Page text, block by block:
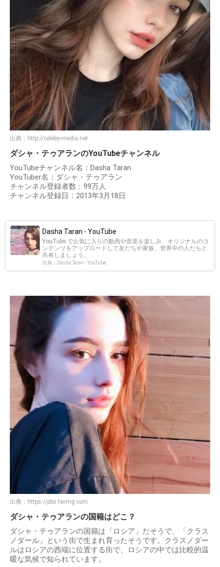
出典： http://celeby-media.net
ダシャ・テゥアランのYouTubeチャンネル
YouTubeチャンネル名：Dasha Taran
YouTuber名：ダシャ・テゥアラン
チャンネル登録者数：99万人
チャンネル登録日：2013年3月18日
Dasha Taran - YouTube
YouTube でお気に入りの動画や音楽を楽しみ、オリジナルのコ
ンテンツをアップロードして友だちや家族、世界中の人たちと
共有しましょう。
出典：Dasha Taran - YouTube
出典： https://pbs.twimg.com
ダシャ・テゥアランの国籍はどこ？
ダシャ・テゥアランの国籍は「ロシア」だそうで、「クラス
ノダール」という街で生まれ育ったそうです。クラスノダー
ルはロシアの西端に位置する街で、ロシアの中では比較的温
暖な気候で知られています。